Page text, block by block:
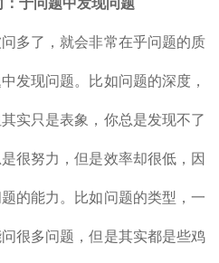
于问题中发现问题
多了，就会非常在乎问题的质
发现问题。比如问题的深度，
实只是表象，你总是发现不了
很努力，但是效率却很低，因
的能力。比如问题的类型，一
很多问题，但是其实都是些鸡